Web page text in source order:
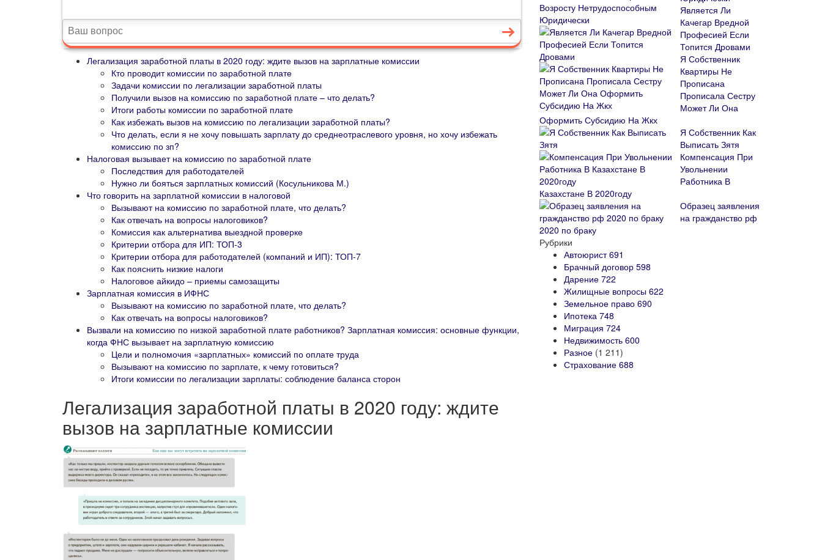
Легализация заработной платы в 2020 году: ждите вызов на зарплатные комиссии
Кто проводит комиссии по заработной плате
Задачи комиссии по легализации заработной платы
Получили вызов на комиссию по заработной плате – что делать?
Итоги работы комиссии по заработной плате
Как избежать вызов на комиссию по легализации заработной платы?
Что делать, если я не хочу повышать зарплату до среднеотраслевого уровня, но хочу избежать
комиссию по зп?
Налоговая вызывает на комиссию по заработной плате
Последствия для работодателей
Нужно ли бояться зарплатных комиссий (Косульникова М.)
Что говорить на зарплатной комиссии в налоговой
Вызывают на комиссию по заработной плате, что делать?
Как отвечать на вопросы налоговиков?
Комиссия как альтернатива выездной проверке
Критерии отбора для ИП: ТОП-3
Критерии отбора для работодателей (компаний и ИП): ТОП-7
Как пояснить низкие налоги
Налоговое айкидо – приемы самозащиты
Зарплатная комиссия в ИФНС
Вызывают на комиссию по заработной плате, что делать?
Как отвечать на вопросы налоговиков?
Вызвали на комиссию по низкой заработной плате работников? Зарплатная комиссия: основные функции,
когда ФНС вызывает на зарплатную комиссию
Цели и полномочия «зарплатных» комиссий по оплате труда
Вызывают на комиссию по зарплате, к чему готовиться?
Итоги комиссии по легализации зарплаты: соблюдение баланса сторон
Легализация заработной платы в 2020 году: ждите
вызов на зарплатные комиссии
Является Ли
Качегар Вредной
Професией Если
Топится Дровами
Я Собственник
Квартиры Не
Прописана
Прописала Сестру
Может Ли Она
Оформить Субсидию На Жкх
Я Собственник Как
Выписать Зятя
Компенсация При
Увольнении
Работника В
Казахстане В 2020году
Образец заявления
на гражданство рф
2020 по браку
Рубрики
Автоюрист691
Брачный договор 598
Дарение 722
Жилищные вопросы 622
Земельное право 690
Ипотека 748
Миграция 724
Недвижимость 600
Разное (1 211)
Страхование 688